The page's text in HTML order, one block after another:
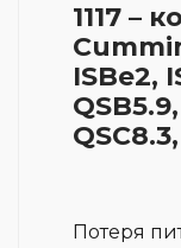
1117 –
ISBe2,
Потеря